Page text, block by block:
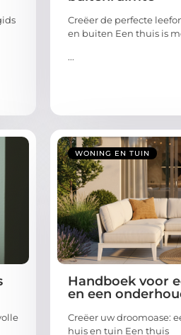
Creëer de perfecte
en buiten Een thuis is
WONING EN TUIN
Handboek voor
en een
Creëer uw droomoase:
huis en tuin Een thuis